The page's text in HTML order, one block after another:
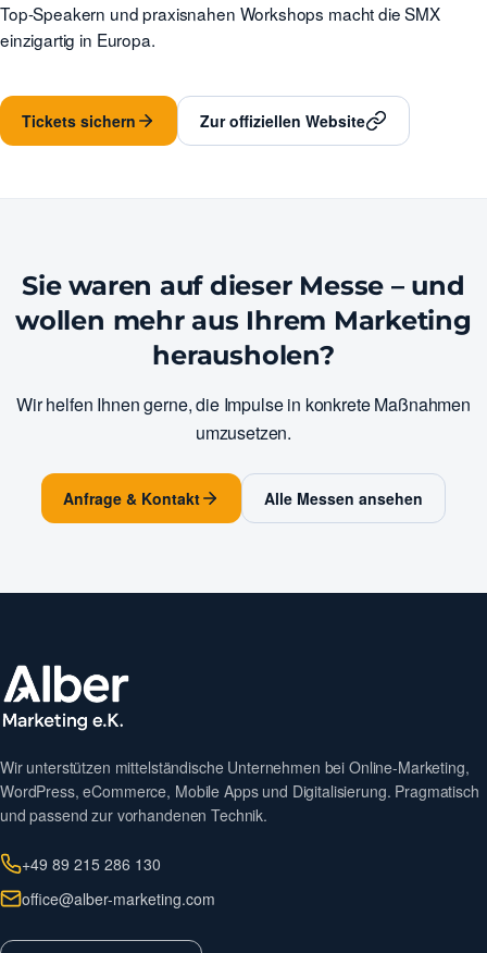
Top-Speakern und praxisnahen Workshops macht die SMX
einzigartig in Europa.
Tickets sichern Zur offiziellen Website
Sie waren auf dieser Messe – und
wollen mehr aus Ihrem Marketing
herausholen?
Wir helfen Ihnen gerne, die Impulse in konkrete Maßnahmen
umzusetzen.
Anfrage & Kontakt Alle Messen ansehen
Wir unterstützen mittelständische Unternehmen bei Online-Marketing,
WordPress, eCommerce, Mobile Apps und Digitalisierung. Pragmatisch
und passend zur vorhandenen Technik.
+49 89 215 286 130
office@alber-marketing.com